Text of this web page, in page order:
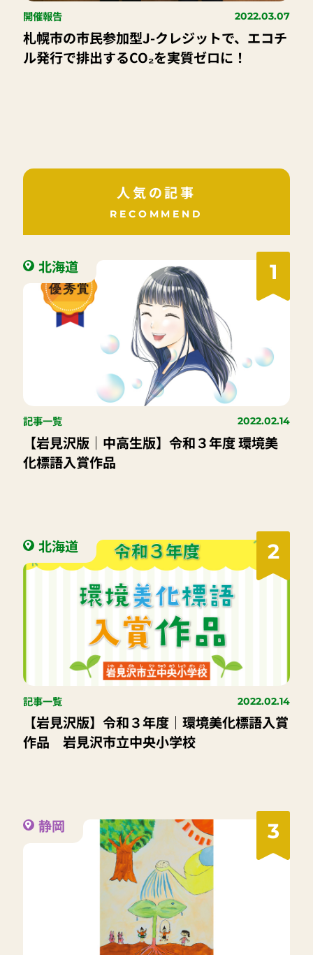
開催報告 2022.03.07
札幌市の市民参加型J-クレジットで、エコチ
ル発行で排出するCO₂を実質ゼロに！
人気の記事
RECOMMEND
1
北海道
記事一覧 2022.02.14
【岩見沢版｜中高生版】令和３年度 環境美
化標語入賞作品
2
北海道
記事一覧 2022.02.14
【岩見沢版】令和３年度｜環境美化標語入賞
作品 岩見沢市立中央小学校
3
静岡